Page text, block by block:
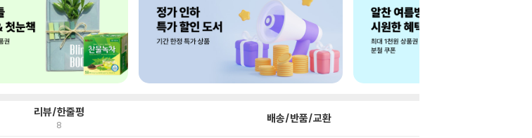
리뷰/한줄평
8 배송/반품/교환